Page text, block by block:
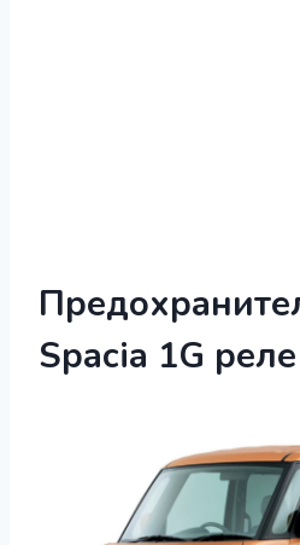
Spaсia 1G реле